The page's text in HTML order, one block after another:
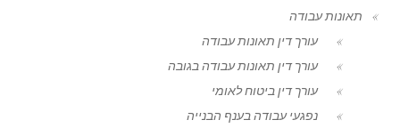
תאונות עבודה
עורך דין תאונות עבודה
עורך דין תאונות עבודה בגובה
עורך דין ביטוח לאומי
נפגעי עבודה בענף הבנייה